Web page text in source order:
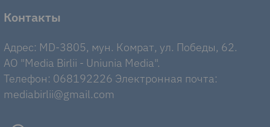
Контакты
Адрес: MD-3805, мун. Комрат, ул. Победы, 62.
AO "Media Birlii - Uniunia Media".
Телефон: 068192226 Электронная почта:
mediabirlii@gmail.com